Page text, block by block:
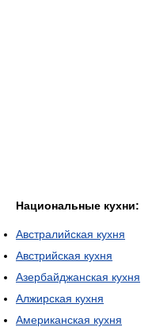
Национальные кухни:
Австралийская кухня
Австрийская кухня
Азербайджанская кухня
Алжирская кухня
Американская кухня